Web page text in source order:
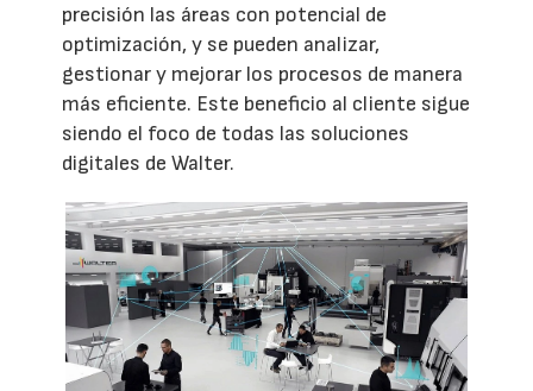
precisión las áreas con potencial de
optimización, y se pueden analizar,
gestionar y mejorar los procesos de manera
más eficiente. Este beneficio al cliente sigue
siendo el foco de todas las soluciones
digitales de Walter.